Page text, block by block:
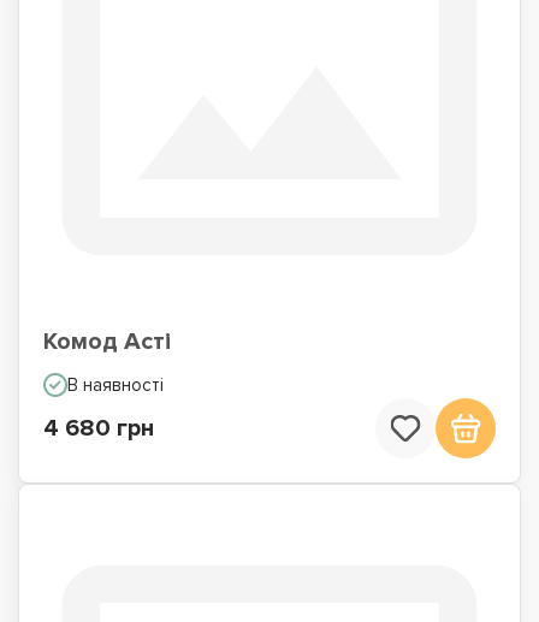
Комод Асті
В наявності
4 680 грн